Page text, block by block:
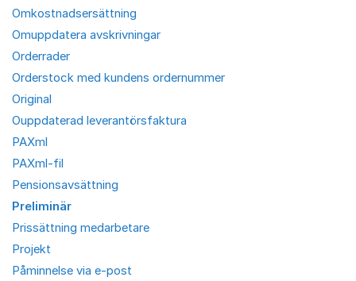
Omkostnadsersättning
Omuppdatera avskrivningar
Orderrader
Orderstock med kundens ordernummer
Original
Ouppdaterad leverantörsfaktura
PAXml
PAXml-fil
Pensionsavsättning
Preliminär
Prissättning medarbetare
Projekt
Påminnelse via e-post